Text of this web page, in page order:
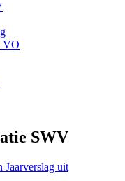
VO
SWV
Jaarverslag uit